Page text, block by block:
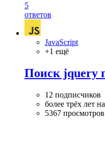
5
ответов
JavaScript
+1 ещё
Поиск jquery
12 подписчиков
более трёх лет
5367 просмотров